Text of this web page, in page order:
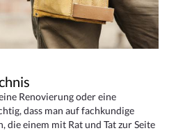
Renovierung oder eine
dass man auf fachkundige
die einem mit Rat und Tat zur Seite